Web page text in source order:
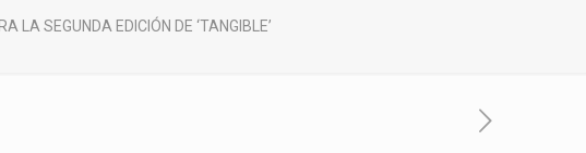
LA SEGUNDA EDICIÓN DE ‘TANGIBLE’